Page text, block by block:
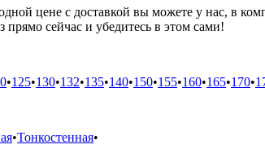
цене с доставкой вы можете у нас, в
прямо сейчас и убедитесь в этом сами!
•125•130•132•135•140•150•155•160•165•170•
•Тонкостенная•